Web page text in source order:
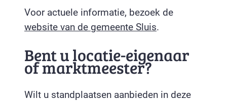
Voor actuele informatie, bezoek de
website van de gemeente Sluis.
Bent u locatie-eigenaar
of marktmeester?
Wilt u standplaatsen aanbieden in deze